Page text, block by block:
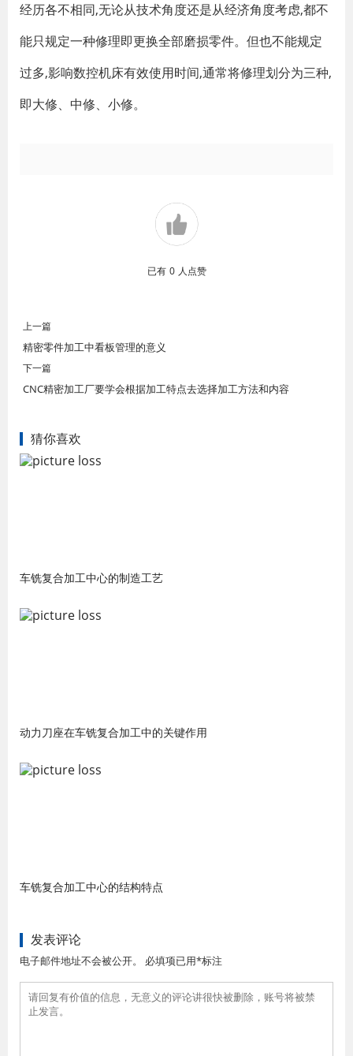
经历各不相同,无论从技术角度还是从经济角度考虑,都不
能只规定一种修理即更换全部磨损零件。但也不能规定
过多,影响数控机床有效使用时间,通常将修理划分为三种,
即大修、中修、小修。
已有 0 人点赞
上一篇
精密零件加工中看板管理的意义
下一篇
CNC精密加工厂要学会根据加工特点去选择加工方法和内容
猜你喜欢
车铣复合加工中心的制造工艺
动力刀座在车铣复合加工中的关键作用
车铣复合加工中心的结构特点
发表评论
电子邮件地址不会被公开。 必填项已用*标注